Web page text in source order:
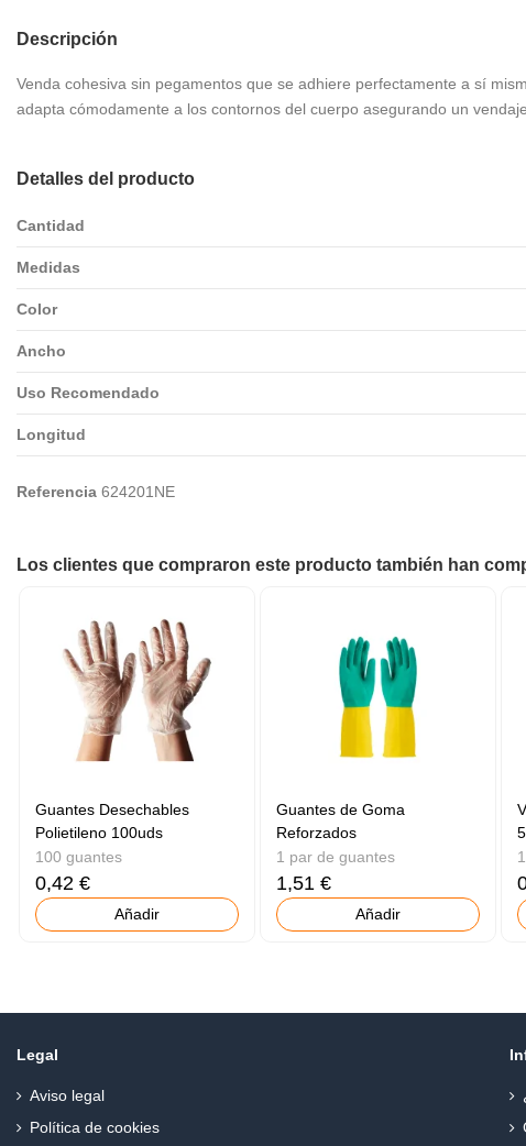
Descripción
Venda cohesiva sin pegamentos que se adhiere perfectamente a sí
adapta cómodamente a los contornos del cuerpo asegurando un
Detalles del producto
Cantidad
Medidas
Color
Ancho
Uso Recomendado
Longitud
Referencia 624201NE
Los clientes que compraron este producto también han
Guantes Desechables
Polietileno 100uds
100 guantes
0,42 €
Añadir
Guantes de Goma
Reforzados
1 par de guantes
1,51 €
Añadir
Legal
Aviso legal
Política de cookies